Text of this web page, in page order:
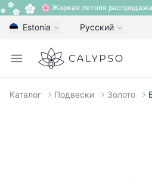
🌸 Жаркая летняя
Estonia Русский
Open menu
Calypso
Каталог Подвески Золото